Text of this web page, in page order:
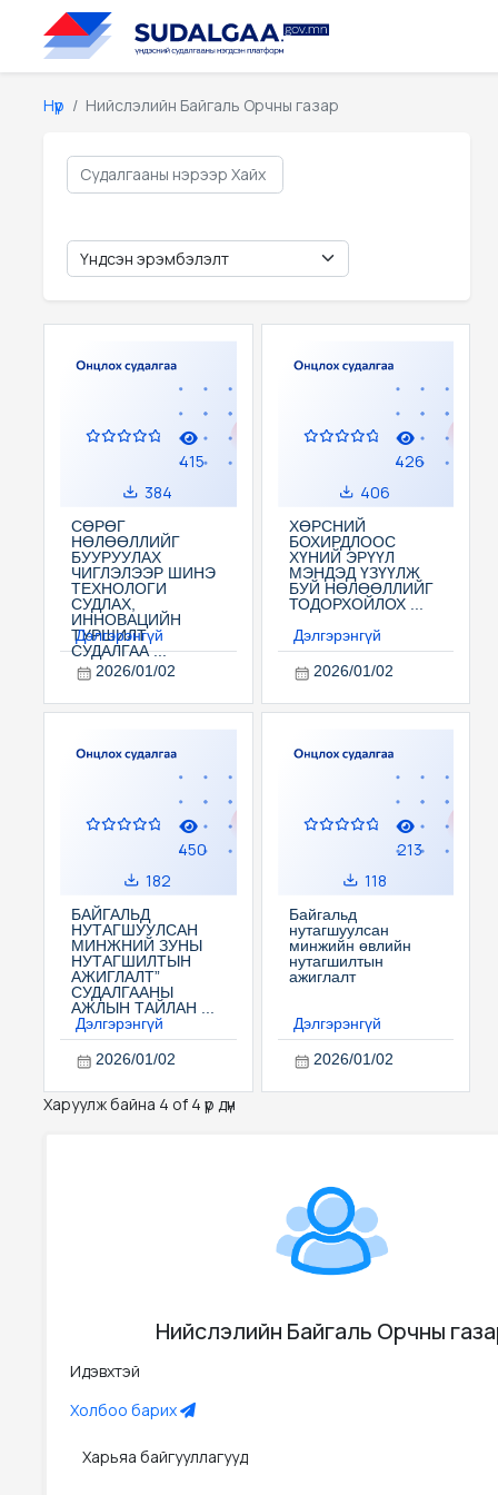
Нүүр Нийслэлийн Байгаль Орчны газар
415
384
СӨРӨГ
НӨЛӨӨЛЛИЙГ
БУУРУУЛАХ
ЧИГЛЭЛЭЭР ШИНЭ
ТЕХНОЛОГИ
СУДЛАХ,
ИННОВАЦИЙН
ТУРШИЛТ
СУДАЛГАА ...
Дэлгэрэнгүй
2026/01/02
426
406
ХӨРСНИЙ
БОХИРДЛООС
ХҮНИЙ ЭРҮҮЛ
МЭНДЭД ҮЗҮҮЛЖ
БУЙ НӨЛӨӨЛЛИЙГ
ТОДОРХОЙЛОХ ...
Дэлгэрэнгүй
2026/01/02
450
182
БАЙГАЛЬД
НУТАГШУУЛСАН
МИНЖНИЙ ЗУНЫ
НУТАГШИЛТЫН
АЖИГЛАЛТ”
СУДАЛГААНЫ
АЖЛЫН ТАЙЛАН ...
Дэлгэрэнгүй
2026/01/02
213
118
Байгальд
нутагшуулсан
минжийн өвлийн
нутагшилтын
ажиглалт
Дэлгэрэнгүй
2026/01/02
Харуулж байна 4 of 4 үр дүн
Нийслэлийн Байгаль Орчны
Идэвхтэй
Холбоо барих
Харьяа байгууллагууд